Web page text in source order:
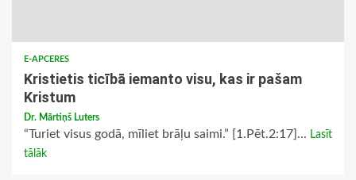
E-APCERES
Kristietis ticībā iemanto visu, kas ir pašam
Kristum
Dr. Mārtiņš Luters
“Turiet visus godā, mīliet brāļu saimi.” [1.Pēt.2:17]... Lasīt
tālāk